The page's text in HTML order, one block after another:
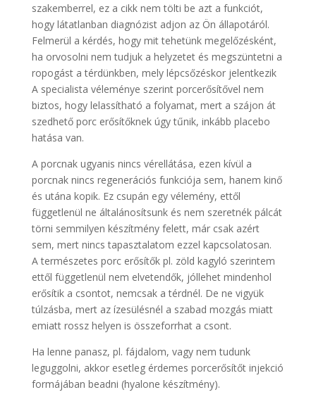
szakemberrel, ez a cikk nem tölti be azt a funkciót,
hogy látatlanban diagnózist adjon az Ön állapotáról.
Felmerül a kérdés, hogy mit tehetünk megelőzésként,
ha orvosolni nem tudjuk a helyzetet és megszüntetni a
ropogást a térdünkben, mely lépcsőzéskor jelentkezik
A specialista véleménye szerint porcerősítővel nem
biztos, hogy lelassítható a folyamat, mert a szájon át
szedhető porc erősítőknek úgy tűnik, inkább placebo
hatása van.
A porcnak ugyanis nincs vérellátása, ezen kívül a
porcnak nincs regenerációs funkciója sem, hanem kinő
és utána kopik. Ez csupán egy vélemény, ettől
függetlenül ne általánosítsunk és nem szeretnék pálcát
törni semmilyen készítmény felett, már csak azért
sem, mert nincs tapasztalatom ezzel kapcsolatosan.
A természetes porc erősítők pl. zöld kagyló szerintem
ettől függetlenül nem elvetendők, jóllehet mindenhol
erősítik a csontot, nemcsak a térdnél. De ne vigyük
túlzásba, mert az ízesülésnél a szabad mozgás miatt
emiatt rossz helyen is összeforrhat a csont.
Ha lenne panasz, pl. fájdalom, vagy nem tudunk
leguggolni, akkor esetleg érdemes porcerősítőt injekció
formájában beadni (hyalone készítmény).